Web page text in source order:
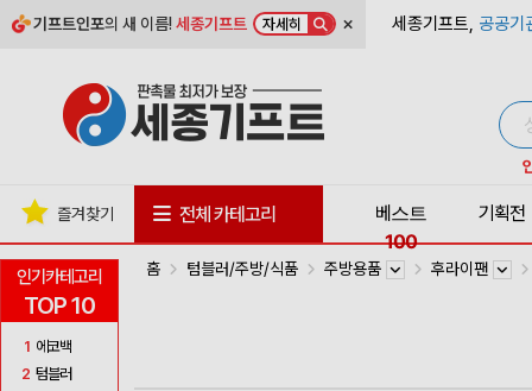
기프트인포의 새 이름!세종기프트 자세히 × 세종기프트, 공공기
인기카테고리
TOP 10
1 에코백
2 텀블러
즐겨찾기 전체 카테고리
베스트
100
기획전
홈 텀블러/주방/식품 주방용품 후라이팬